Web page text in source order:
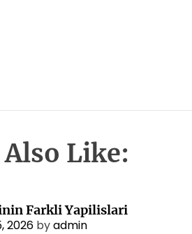
Like:
Farkli Yapilislari
2026 byadmin